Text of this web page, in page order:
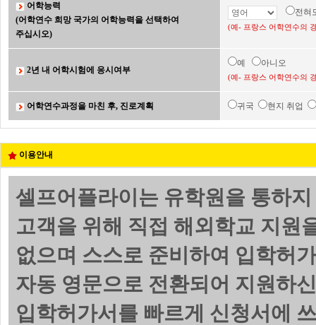
어학능력
(어학연수 희망 국가의 어학능력을 선택하여
주십시오)
전
(예- 프랑스 어학연수의
2년 내 어학시험에 응시여부
예 아니오
(예- 프랑스 어학연수의
어학연수과정을 마친 후, 진로계획 귀국 현지 취업
이용안내
셀프어플라이는 유학원을 통하
고객을 위해 직접 해외학교 지원
없으며 스스로 준비하여 입학허
자동 영문으로 전환되어 지원하
입학허가서를 빠르게 신청서에